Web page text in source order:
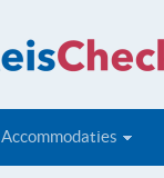
Accommodaties